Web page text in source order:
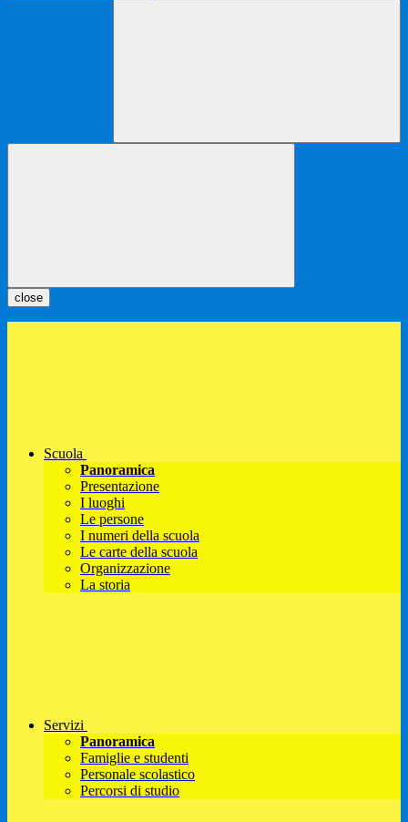
close
Scuola
Panoramica
Presentazione
I luoghi
Le persone
I numeri della scuola
Le carte della scuola
Organizzazione
La storia
Servizi
Panoramica
Famiglie e studenti
Personale scolastico
Percorsi di studio